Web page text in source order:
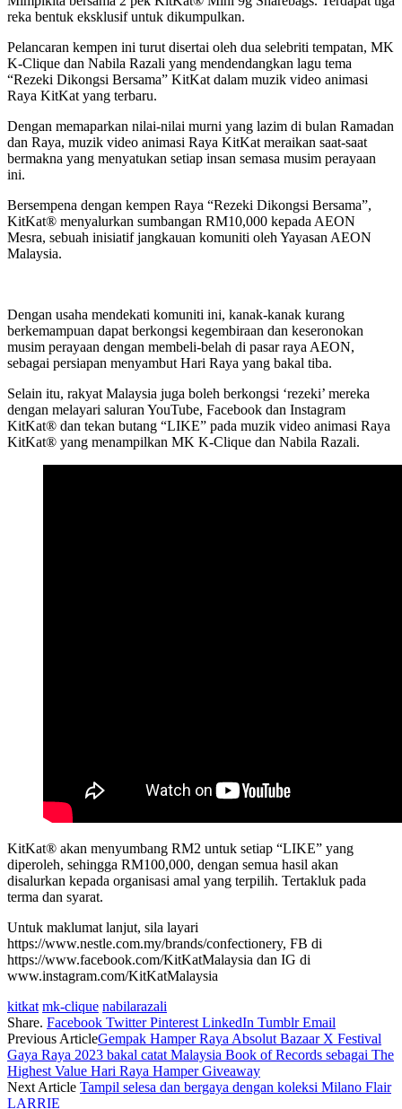
reka bentuk eksklusif untuk dikumpulkan.
Pelancaran kempen ini turut disertai oleh dua selebriti tempatan, MK
K-Clique dan Nabila Razali yang mendendangkan lagu tema
“Rezeki Dikongsi Bersama” KitKat dalam muzik video animasi
Raya KitKat yang terbaru.
Dengan memaparkan nilai-nilai murni yang lazim di bulan Ramadan
dan Raya, muzik video animasi Raya KitKat meraikan saat-saat
bermakna yang menyatukan setiap insan semasa musim perayaan
ini.
Bersempena dengan kempen Raya “Rezeki Dikongsi Bersama”,
KitKat® menyalurkan sumbangan RM10,000 kepada AEON
Mesra, sebuah inisiatif jangkauan komuniti oleh Yayasan AEON
Malaysia.
Dengan usaha mendekati komuniti ini, kanak-kanak kurang
berkemampuan dapat berkongsi kegembiraan dan keseronokan
musim perayaan dengan membeli-belah di pasar raya AEON,
sebagai persiapan menyambut Hari Raya yang bakal tiba.
Selain itu, rakyat Malaysia juga boleh berkongsi ‘rezeki’ mereka
dengan melayari saluran YouTube, Facebook dan Instagram
KitKat® dan tekan butang “LIKE” pada muzik video animasi Raya
KitKat® yang menampilkan MK K-Clique dan Nabila Razali.
KitKat® akan menyumbang RM2 untuk setiap “LIKE” yang
diperoleh, sehingga RM100,000, dengan semua hasil akan
disalurkan kepada organisasi amal yang terpilih. Tertakluk pada
terma dan syarat.
Untuk maklumat lanjut, sila layari
https://www.nestle.com.my/brands/confectionery, FB di
https://www.facebook.com/KitKatMalaysia dan IG di
www.instagram.com/KitKatMalaysia
kitkat mk-clique nabilarazali
Share. Facebook Twitter Pinterest LinkedIn Tumblr Email
Previous ArticleGempak Hamper Raya Absolut Bazaar X Festival
Gaya Raya 2023 bakal catat Malaysia Book of Records sebagai The
Highest Value Hari Raya Hamper Giveaway
Next Article Tampil selesa dan bergaya dengan koleksi Milano Flair
LARRIE